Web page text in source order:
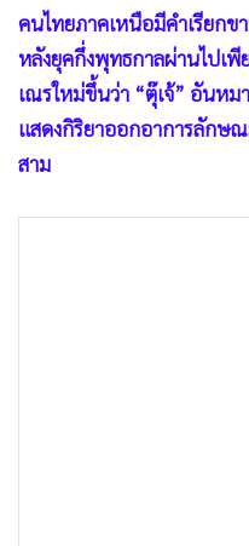
• อินโดจีน
• กองทุนรวม
• Celeb Online
• Factcheck
• ญี่ปุ่น
คนไทยภาคเหนือมีคำเรียกข
หลังยุคกึ่งพุทธกาลผ่านไปเพี
เณรใหม่ขึ้นว่า “ตุ๊เจ้” อันห
แสดงกิริยาออกอาการลักษ
สาม